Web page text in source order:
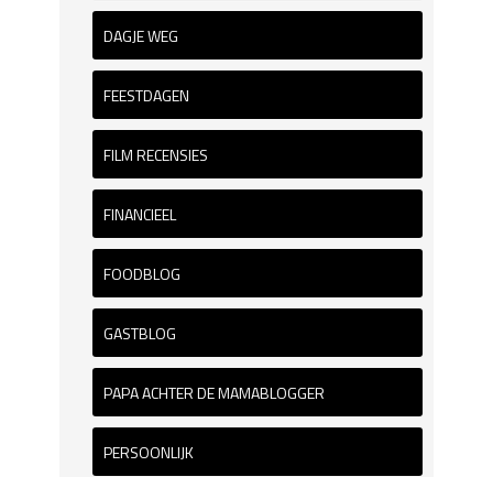
DAGJE WEG
FEESTDAGEN
FILM RECENSIES
FINANCIEEL
FOODBLOG
GASTBLOG
PAPA ACHTER DE MAMABLOGGER
PERSOONLIJK